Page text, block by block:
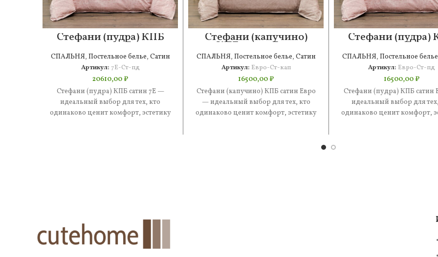
Стефани (пудра) КПБ
сатин 7Е
СПАЛЬНЯ, Постельное белье, Сатин
Артикул: 7Е-Ст-пд
20610,00₽
Стефани (пудра) КПБ сатин 7Е —
идеальный выбор для тех, кто
одинаково ценит комфорт, эстетику
Стефани (капучино)
КПБ сатин Евро
СПАЛЬНЯ, Постельное белье, Сатин
Артикул: Евро-Ст-кап
16500,00₽
Стефани (капучино) КПБ сатин Евро
— идеальный выбор для тех, кто
одинаково ценит комфорт, эстетику
Стефани (пудра)
сатин Евро
СПАЛЬНЯ, Постельное белье
Артикул: Евро-Ст-пд
16500,00₽
Стефани (пудра) КПБ сатин
идеальный выбор для
одинаково ценит комфорт,